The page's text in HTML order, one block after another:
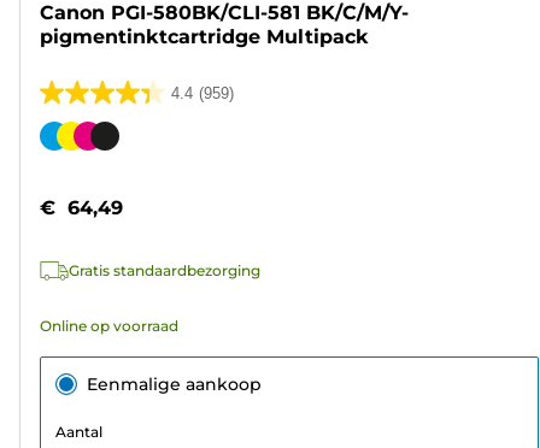
Canon PGI-580BK/CLI-581 BK/C/M/Y-
pigmentinktcartridge Multipack
4.4 (959)
4.4
van
sterren.
beoordelingen
Kleurencartridge
€ 64,49
Gratis standaardbezorging
Online op voorraad
Eenmalige aankoop
Aantal